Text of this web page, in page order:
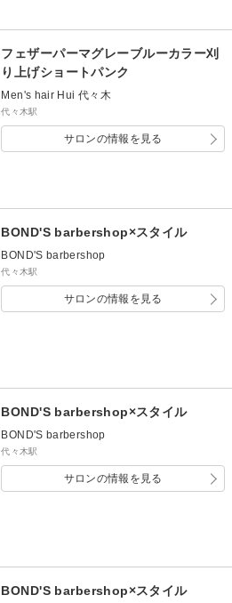
フェザーパーマグレーブルーカラー刈
り上げショートパンク
Men's hair Hui 代々木
代々木駅
サロンの情報を見る
BOND'S barbershop×スタイル
BOND'S barbershop
代々木駅
サロンの情報を見る
BOND'S barbershop×スタイル
BOND'S barbershop
代々木駅
サロンの情報を見る
BOND'S barbershop×スタイル